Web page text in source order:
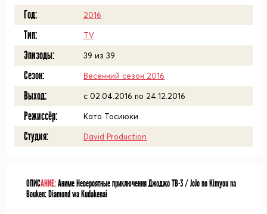
Год: 2016
Тип: TV
Эпизоды: 39 из 39
Сезон: Весенний сезон 2016
Выход: c 02.04.2016 по 24.12.2016
Режиссёр: Като Тосиюки
Студия: David Production
ОПИСАНИЕ:Аниме Невероятные приключения Джоджо ТВ-3 / JoJo no Kimyou na
Bouken: Diamond wa Kudakenai